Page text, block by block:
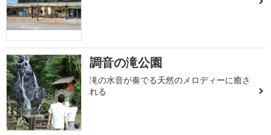
調音の滝公園
滝の水音が奏でる天然のメロディーに癒さ
れる